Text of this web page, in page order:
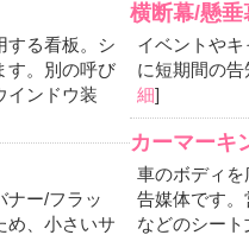
する看板。シ
す。別の呼び
インドウ装
ナー/フラッ
め、小さいサ
横断幕/懸垂
イベントや
に短期間の
細]
カーマーキ
車のボディ
告媒体です
などのシー